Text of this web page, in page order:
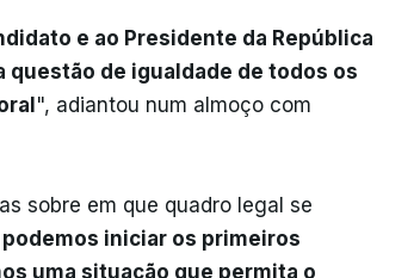
e ao Presidente da República
questão de igualdade de todos os
", adiantou num almoço com
sobre em que quadro legal se
iniciar os primeiros
uma situação que permita o